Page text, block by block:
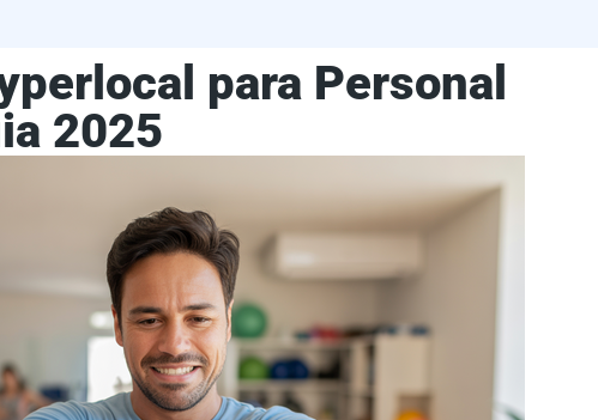
para Personal
2025